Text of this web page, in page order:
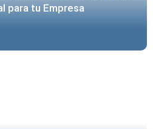
para tu Empresa